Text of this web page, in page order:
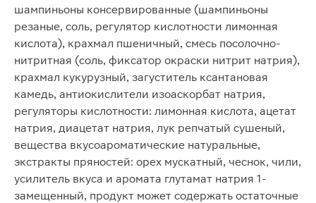
шампиньоны консервированные (шампиньоны
резаные, соль, регулятор кислотности лимонная
кислота), крахмал пшеничный, смесь посолочно-
нитритная (соль, фиксатор окраски нитрит натрия),
крахмал кукурузный, загуститель ксантановая
камедь, антиокислители изоаскорбат натрия,
регуляторы кислотности: лимонная кислота, ацетат
натрия, диацетат натрия, лук репчатый сушеный,
вещества вкусоароматические натуральные,
экстракты пряностей: орех мускатный, чеснок, чили,
усилитель вкуса и аромата глутамат натрия 1-
замещенный, продукт может содержать остаточные